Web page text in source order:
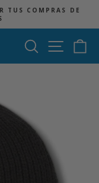
TUS COMPRAS DE
Buscar